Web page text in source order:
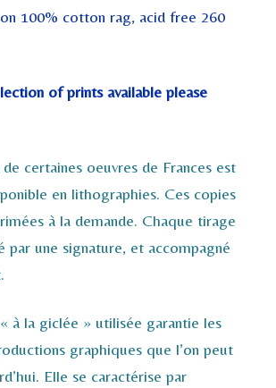
100% cotton rag, acid free 260
of prints available please
certaines oeuvres de Frances est
en lithographies. Ces copies
à la demande. Chaque tirage
par une signature, et accompagné
à la giclée » utilisée garantie les
graphiques que l’on peut
Elle se caractérise par